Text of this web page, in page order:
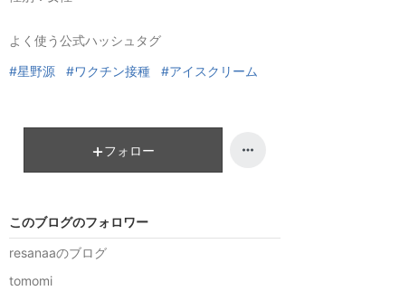
よく使う公式ハッシュタグ
#星野源 #ワクチン接種 #アイスクリーム
フォロー
このブログのフォロワー
resanaaのブログ
tomomi